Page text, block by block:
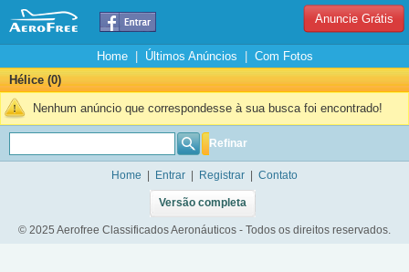
Anuncie Grátis
Home| Últimos Anúncios
Com Fotos
Hélice (0)
Nenhum anúncio que correspondesse à sua busca foi encontrado!
Refinar
Home Entrar Registrar Contato
Versão completa
© 2025 Aerofree Classificados Aeronáuticos - Todos os direitos reservados.